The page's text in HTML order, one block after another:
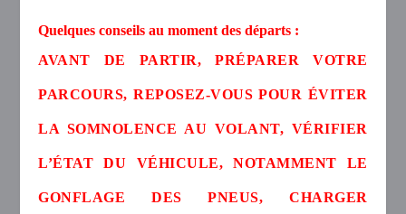
Quelques conseils au moment des départs :
AVANT DE PARTIR, PRÉPARER VOTRE
PARCOURS, REPOSEZ-VOUS POUR ÉVITER
LA SOMNOLENCE AU VOLANT, VÉRIFIER
L’ÉTAT DU VÉHICULE, NOTAMMENT LE
GONFLAGE DES PNEUS, CHARGER